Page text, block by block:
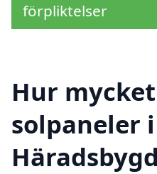
förpliktelser
Hur
solpaneler i